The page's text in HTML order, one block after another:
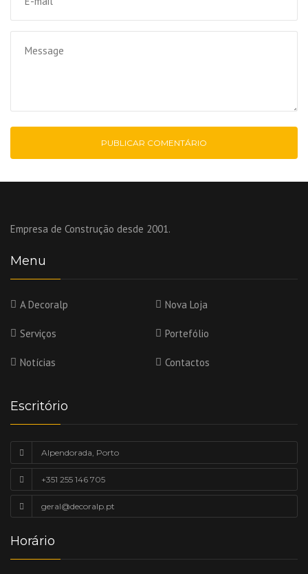
Empresa de Construção desde 2001.
Menu
A Decoralp Nova Loja
Serviços Portefólio
Notícias Contactos
Escritório
Alpendorada, Porto
+351 255 146 705
geral@decoralp.pt
Horário